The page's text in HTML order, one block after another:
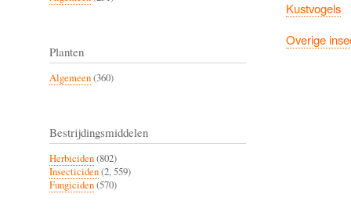
Kustvogels
Overige
Planten
Algemeen(360)
Bestrijdingsmiddelen
Herbiciden(802)
Insecticiden(2, 559)
Fungiciden(570)